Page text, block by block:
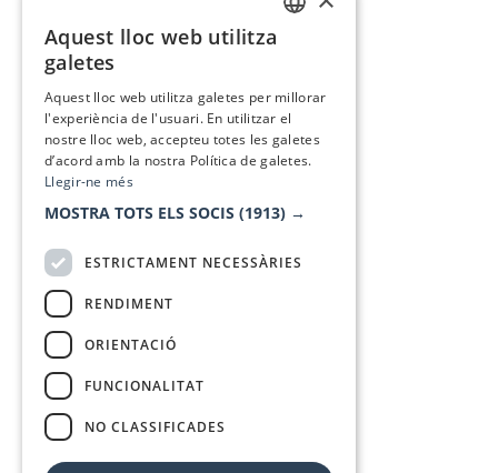
Aquest lloc web utilitza
galetes
Aquest lloc web utilitza galetes per millorar
l'experiència de l'usuari. En utilitzar el
nostre lloc web, accepteu totes les galetes
d’acord amb la nostra Política de galetes.
Llegir-ne més
MOSTRA TOTS ELS SOCIS (1913) →
ESTRICTAMENT NECESSÀRIES
RENDIMENT
ORIENTACIÓ
FUNCIONALITAT
NO CLASSIFICADES